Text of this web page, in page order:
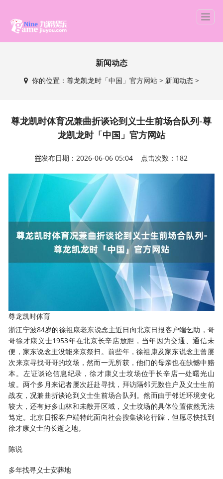
T
g
o
新闻动态
你的位置： 尊龙凯龙时「中国」官方网站> 新闻动态>
尊龙凯时体育况兼曲折谈论到义士生前场合队列-尊
龙凯龙时「中国」官方网站
发布日期：2026-06-06 05:04 点击次数：182
尊龙凯时体育
浙江宁波84岁的徐祖康老东说念主近日向北京日报客户端乞助，哥
哥徐才康义士1953年在北京长辛店放胆，当年因为交通、通信未
便，家东说念主没能来京祭扫。前些年，徐祖康及家东说念主曾屡
次来京寻找哥哥的坟场，然而一无所获，他们的母亲也在缺憾中赔
本。左证谈论信息纪录，徐才康义士坟场位于长辛店一处曙光山
坡。两个多月来记者屡次赶赴寻找，拜访隔邻无数住户及义士生前
战友，况兼曲折谈论到义士生前场合队列。然而由于邻近环境变化
较大，还有好多山林和未敞开区域，义士坟场的具体位置依然无法
笃定。北京日报客户端特此面向社会搜集谈论行踪，但愿尽快找到
徐才康义士的长逝之地。
陈说
多年找寻义士安葬地